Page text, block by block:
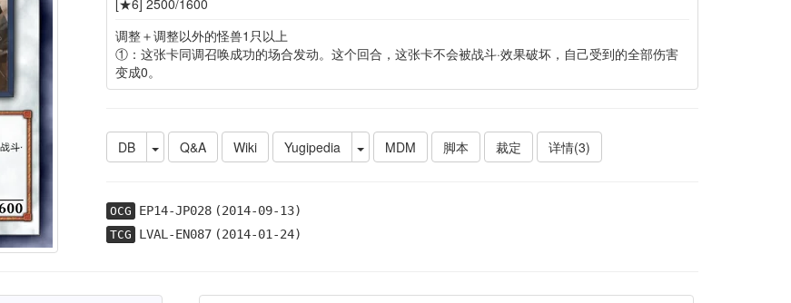
调整＋调整以外的怪兽1只以上
①：这张卡同调召唤成功的场合发动。这个回合，这张卡不会被战斗·效果破坏，自己受到的全部伤害
变成0。
DB Q&A Wiki Yugipedia MDM 脚本 裁定 详情(3)
OCG EP14-JP028(2014-09-13)
TCG LVAL-EN087(2014-01-24)